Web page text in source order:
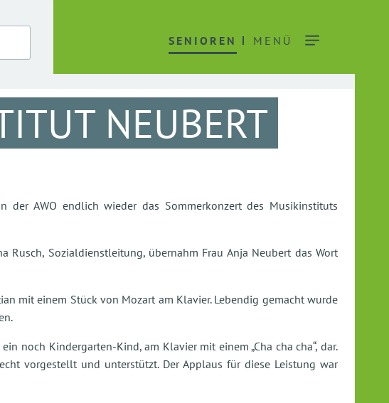
SENIOREN MENÜ
NEUBERT
der AWO endlich wieder das Sommerkonzert des Musikinstituts
Rusch, Sozialdienstleitung, übernahm Frau Anja Neubert das Wort
mit einem Stück von Mozart am Klavier. Lebendig gemacht wurde
noch Kindergarten-Kind, am Klavier mit einem „Cha cha cha“, dar.
vorgestellt und unterstützt. Der Applaus für diese Leistung war